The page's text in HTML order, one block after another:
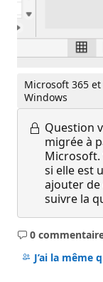
Microsoft 365
Windows
Question
migrée à
Microsoft.
si elle est
ajouter de
suivre la
0
Aucun
J’ai la même